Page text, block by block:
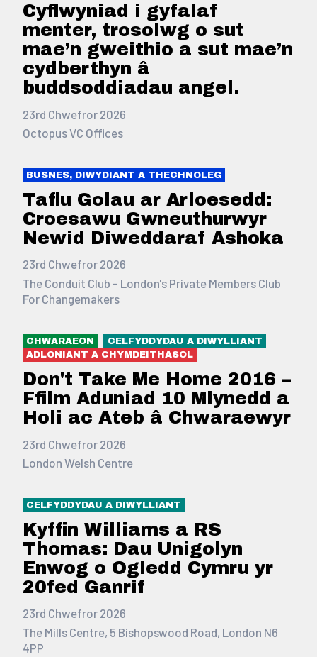
Cyflwyniad i gyfalaf
menter, trosolwg o sut
mae’n gweithio a sut mae’n
cydberthyn â
buddsoddiadau angel.
23rd Chwefror 2026
Octopus VC Offices
BUSNES, DIWYDIANT A THECHNOLEG
Taflu Golau ar Arloesedd:
Croesawu Gwneuthurwyr
Newid Diweddaraf Ashoka
23rd Chwefror 2026
The Conduit Club - London's Private Members Club
For Changemakers
CHWARAEON
CELFYDDYDAU A DIWYLLIANT
ADLONIANT A CHYMDEITHASOL
Don't Take Me Home 2016 –
Ffilm Aduniad 10 Mlynedd a
Holi ac Ateb â Chwaraewyr
23rd Chwefror 2026
London Welsh Centre
CELFYDDYDAU A DIWYLLIANT
Kyffin Williams a RS
Thomas: Dau Unigolyn
Enwog o Ogledd Cymru yr
20fed Ganrif
23rd Chwefror 2026
The Mills Centre, 5 Bishopswood Road, London N6
4PP